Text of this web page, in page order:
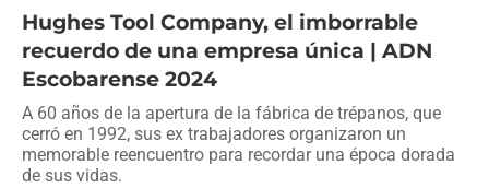
Hughes Tool Company, el imborrable
recuerdo de una empresa única | ADN
Escobarense 2024
A 60 años de la apertura de la fábrica de trépanos, que
cerró en 1992, sus ex trabajadores organizaron un
memorable reencuentro para recordar una época dorada
de sus vidas.